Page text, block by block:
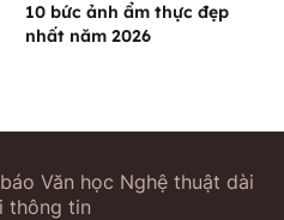
10 bức ảnh ẩm thực đẹp
nhất năm 2026
Văn học Nghệ thuật dài
thông tin